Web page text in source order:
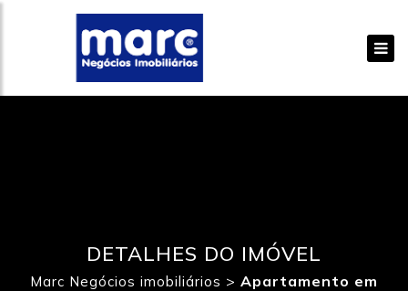
DETALHES DO IMÓVEL
Marc Negócios imobiliários > Apartamento em